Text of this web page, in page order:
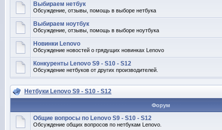
Выбираем нетбук
Обсуждение, отзывы, помощь в выборе нетбука
Выбираем ноутбук
Обсуждение, отзывы, помощь в выборе ноутбука
Новинки Lenovo
Обсуждение новостей о грядущих новинках Lenovo
Конкуренты Lenovo S9 - S10 - S12
Обсуждение нетбуков от других производителей.
Нетбуки Lenovo S9 - S10 - S12
Форум
Общие вопросы по Lenovo S9 - S10 - S12
Обсуждение общих вопросов по нетбукам Lenovo.